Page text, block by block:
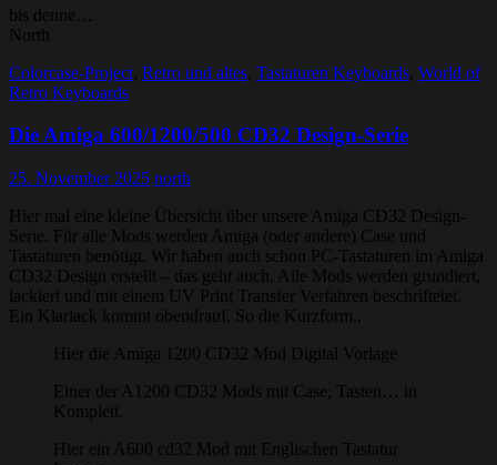
bis denne…
North
Colorcase-Project Retro und altes Tastaturen Keyboards World of
Retro Keyboards
Die Amiga 600/1200/500 CD32 Design-Serie
25. November 2025 north
Hier mal eine kleine Übersicht über unsere Amiga CD32 Design-
Serie. Für alle Mods werden Amiga (oder andere) Case und
Tastaturen benötigt. Wir haben auch schon PC-Tastaturen im Amiga
CD32 Design erstellt – das geht auch. Alle Mods werden grundiert,
lackiert und mit einem UV Print Transfer Verfahren beschriftetet.
Ein Klarlack kommt obendrauf. So die Kurzform..
Hier die Amiga 1200 CD32 Mod Digital Vorlage
Einer der A1200 CD32 Mods mit Case, Tasten… in
Komplett.
Hier ein A600 cd32 Mod mit Englischen Tastatur